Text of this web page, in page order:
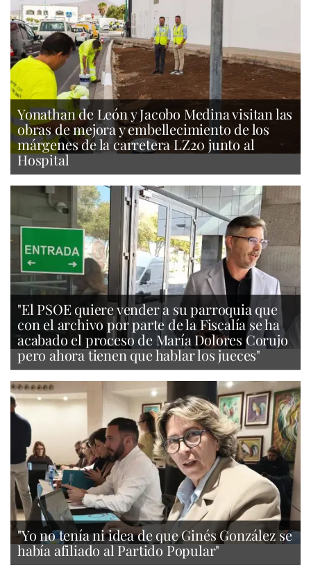
Yonathan de León y Jacobo Medina visitan las
obras de mejora y embellecimiento de los
márgenes de la carretera LZ20 junto al
Hospital
"El PSOE quiere vender a su parroquia que
con el archivo por parte de la Fiscalía se ha
acabado el proceso de María Dolores Corujo
pero ahora tienen que hablar los jueces"
"Yo no tenía ni idea de que Ginés González se
había afiliado al Partido Popular"